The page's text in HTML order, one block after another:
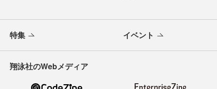
特集 イベント
翔泳社のWebメディア